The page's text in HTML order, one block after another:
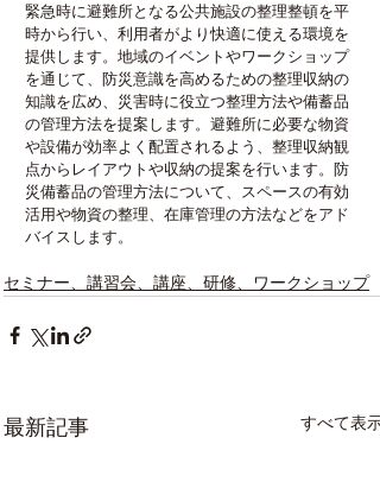
緊急時に避難所となる公共施設の整理整頓を平
時から行い、利用者がより快適に使える環境を
提供します。地域のイベントやワークショップ
を通じて、防災意識を高めるための整理収納の
知識を広め、災害時に役立つ整理方法や備蓄品
の管理方法を提案します。避難所に必要な物資
や設備が効率よく配置されるよう、整理収納観
点からレイアウトや収納の提案を行います。防
災備蓄品の管理方法について、スペースの有効
活用や物資の整理、在庫管理の方法などをアド
バイスします。
セミナー、講習会、講座、研修、ワークショップ
最新記事 すべて表示